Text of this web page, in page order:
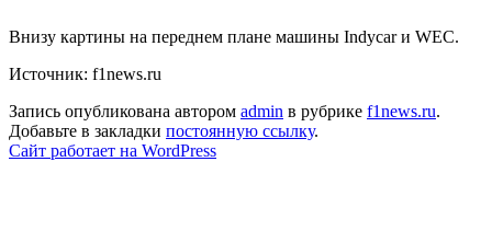
Внизу картины на переднем плане машины Indycar и WEC.
Источник: f1news.ru
Запись опубликована автором admin в рубрике f1news.ru.
Добавьте в закладки постоянную ссылку.
Сайт работает на WordPress